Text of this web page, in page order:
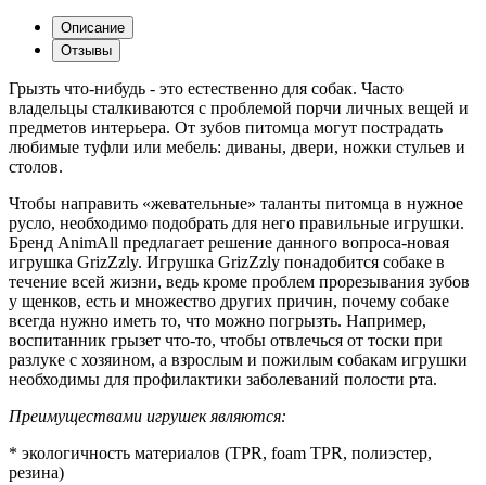
Описание
Отзывы
Грызть что-нибудь - это естественно для собак. Часто
владельцы сталкиваются с проблемой порчи личных вещей и
предметов интерьера. От зубов питомца могут пострадать
любимые туфли или мебель: диваны, двери, ножки стульев и
столов.
Чтобы направить «жевательные» таланты питомца в нужное
русло, необходимо подобрать для него правильные игрушки.
Бренд AnimAll предлагает решение данного вопроса-новая
игрушка GrizZzly. Игрушка GrizZzly понадобится собаке в
течение всей жизни, ведь кроме проблем прорезывания зубов
у щенков, есть и множество других причин, почему собаке
всегда нужно иметь то, что можно погрызть. Например,
воспитанник грызет что-то, чтобы отвлечься от тоски при
разлуке с хозяином, а взрослым и пожилым собакам игрушки
необходимы для профилактики заболеваний полости рта.
Преимуществами игрушек являются:
* экологичность материалов (TPR, foam TPR, полиэстер,
резина)